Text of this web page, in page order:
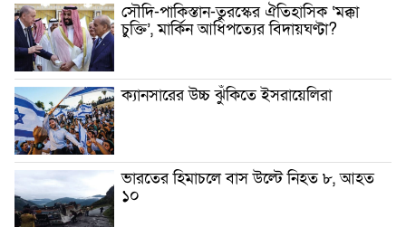
সৌদি-পাকিস্তান-তুরস্কের ঐতিহাসিক ‘মক্কা
চুক্তি’, মার্কিন আধিপত্যের বিদায়ঘণ্টা?
ক্যানসারের উচ্চ ঝুঁকিতে ইসরায়েলিরা
ভারতের হিমাচলে বাস উল্টে নিহত ৮, আহত
১০